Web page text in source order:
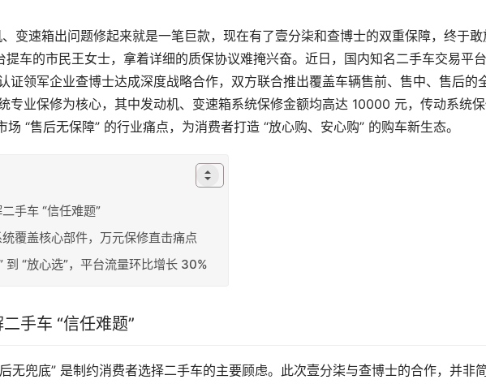
变速箱出问题修起来就是一笔巨款，现在有了壹分柒和查博士的双重保障，终于敢
提车的市民王女士，拿着详细的质保协议难掩兴奋。近日，国内知名二手车交易平
证领军企业查博士达成深度战略合作，双方联合推出覆盖车辆售前、售中、售后的
专业保修为核心，其中发动机、变速箱系统保修金额均高达 10000 元，传动系统
“售后无保障” 的行业痛点，为消费者打造 “放心购、安心购” 的购车新生态。
手车 “信任难题”
覆盖核心部件，万元保修直击痛点
到 “放心选”，平台流量环比增长 30%
手车 “信任难题”
无兜底” 是制约消费者选择二手车的主要顾虑。此次壹分柒与查博士的合作，并非